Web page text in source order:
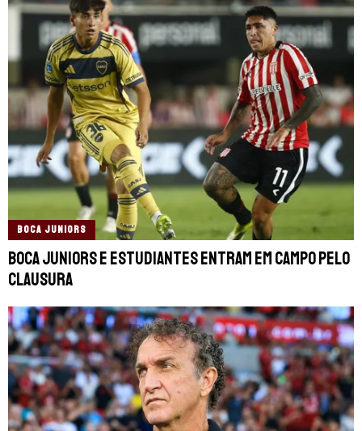
BOCA JUNIORS
Boca Juniors e Estudiantes entram em campo pelo
Clausura